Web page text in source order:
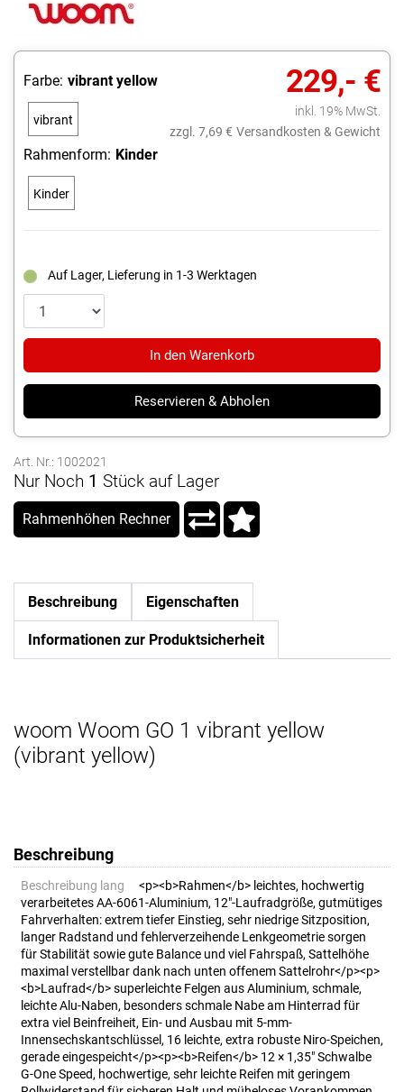
229,- €
inkl. 19% MwSt.
zzgl. 7,69 € Versandkosten & Gewicht
Farbe: vibrant yellow
vibrant
Rahmenform: Kinder
Kinder
Auf Lager, Lieferung in 1-3 Werktagen
In den Warenkorb
Reservieren & Abholen
Art. Nr.: 1002021
Nur Noch 1 Stück auf Lager
Rahmenhöhen Rechner
Beschreibung Eigenschaften
Informationen zur Produktsicherheit
woom Woom GO 1 vibrant yellow
(vibrant yellow)
Beschreibung
Beschreibung lang
<p><b>Rahmen</b> leichtes, hochwertig
verarbeitetes AA-6061-Aluminium, 12"-Laufradgröße, gutmütiges
Fahrverhalten: extrem tiefer Einstieg, sehr niedrige Sitzposition,
langer Radstand und fehlerverzeihende Lenkgeometrie sorgen
für Stabilität sowie gute Balance und viel Fahrspaß, Sattelhöhe
maximal verstellbar dank nach unten offenem Sattelrohr</p><p>
<b>Laufrad</b> superleichte Felgen aus Aluminium, schmale,
leichte Alu-Naben, besonders schmale Nabe am Hinterrad für
extra viel Beinfreiheit, Ein- und Ausbau mit 5-mm-
Innensechskantschlüssel, 16 leichte, extra robuste Niro-Speichen,
gerade eingespeicht</p><p><b>Reifen</b> 12 × 1,35" Schwalbe
G-One Speed, hochwertige, sehr leichte Reifen mit geringem